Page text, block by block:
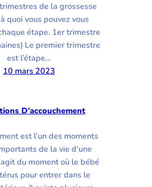
de la grossesse
quoi vous pouvez vous
étape. 1er trimestre
Le premier trimestre
est l’étape…
10 mars 2023
D’accouchement
est l’un des moments
de la vie d’une
du moment où le bébé
pour entrer dans le